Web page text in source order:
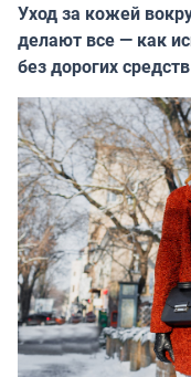
Уход за кожей
делают все — как
без дорогих средств